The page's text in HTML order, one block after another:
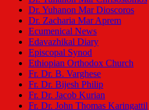
Dr. Yuhanon Mar Dioscoros
Dr. Zacharia Mar Aprem
Ecumenical News
Edavazhikal Diary
Episcopal Synod
Ethiopian Orthodox Church
Fr. Dr. B. Varghese
Fr. Dr. Bijesh Philip
Fr. Dr. Jacob Kurian
Fr. Dr. John Thomas Karingattil